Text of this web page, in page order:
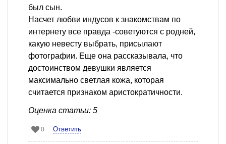
был сын.
Насчет любви индусов к знакомствам по
интернету все правда -советуются с родней,
какую невесту выбрать, присылают
фотографии. Еще она рассказывала, что
достоинством девушки является
максимально светлая кожа, которая
считается признаком аристократичности.
Оценка статьи: 5
0 Ответить